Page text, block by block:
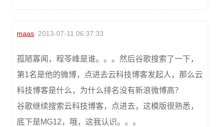
maas 2013-07-11 06:37:33
孤陋寡闻，程苓峰是谁。。。然后谷歌搜索了一下，
第1名是他的微博，点进去云科技博客发起人，那么云
科技博客是什么，为什么排名没有新浪微博高？
谷歌继续搜索云科技博客，点进去，这模版很熟悉，
底下是MG12，哦，这我认识。。。